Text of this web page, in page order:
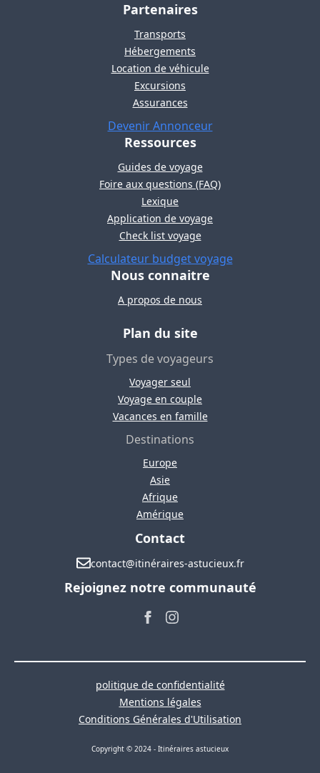
Partenaires
Transports
Hébergements
Location de véhicule
Excursions
Assurances
Devenir Annonceur
Ressources
Guides de voyage
Foire aux questions (FAQ)
Lexique
Application de voyage
Check list voyage
Calculateur budget voyage
Nous connaitre
A propos de nous
Plan du site
Types de voyageurs
Voyager seul
Voyage en couple
Vacances en famille
Destinations
Europe
Asie
Afrique
Amérique
Contact
contact@itinéraires-astucieux.fr
Rejoignez notre communauté
politique de confidentialité
Mentions légales
Conditions Générales d'Utilisation
Copyright © 2024 - Itinéraires astucieux